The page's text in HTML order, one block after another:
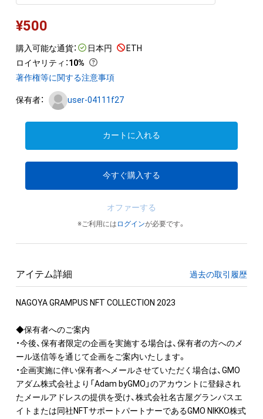
¥500
購入可能な通貨： 日本円
ETH
ロイヤリティ ：10%
著作権等に関する注意事項
保有者： user-04111f27
カートに入れる
今すぐ購入する
オファーする
※ご利用には ログインが必要です。
アイテム詳細 過去の取引履歴
NAGOYA GRAMPUS NFT COLLECTION 2023
◆保有者へのご案内
・今後、保有者限定の企画を実施する場合は、保有者の方へのメ
ール送信等を通じて企画をご案内いたします。
・企画実施に伴い保有者へメールさせていただく場合は、GMO
アダム株式会社より「Adam byGMO」のアカウントに登録され
たメールアドレスの提供を受け、株式会社名古屋グランパスエ
イトまたは同社NFTサポートパートナーであるGMO NIKKO株式